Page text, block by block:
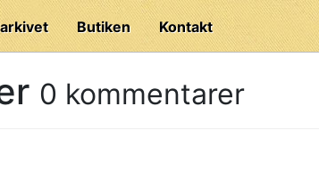
Butiken Kontakt
0 kommentarer